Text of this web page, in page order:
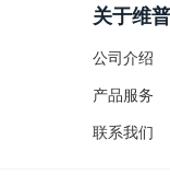
关于维普
公司介绍
产品服务
联系我们